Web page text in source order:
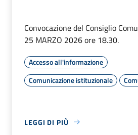
Convocazione del Consiglio
25 MARZO 2026 ore 18.30.
Accesso all'informazione
Comunicazione istituzionale
LEGGI DI PIÙ